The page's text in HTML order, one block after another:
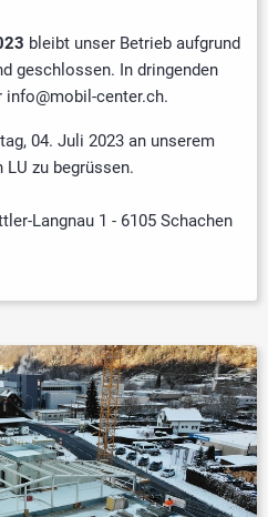
bleibt unser Betrieb aufgrund
geschlossen. In dringenden
info@mobil-center.ch.
04. Juli 2023 an unserem
LU zu begrüssen.
Langnau 1 - 6105 Schachen